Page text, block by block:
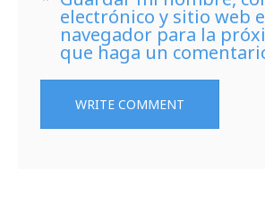
electrónico y sitio web
navegador para la
que haga un